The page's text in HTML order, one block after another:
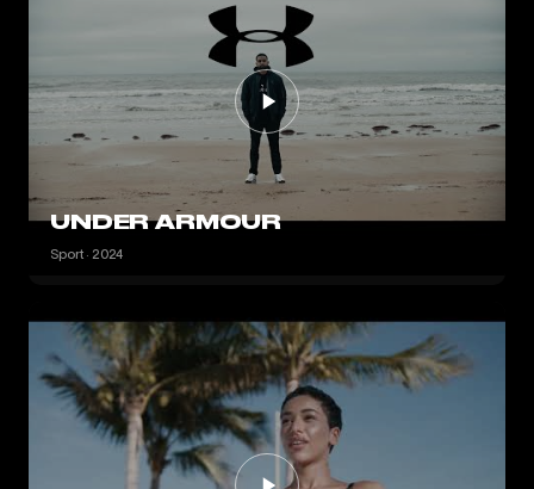
UNDER ARMOUR
Sport · 2024